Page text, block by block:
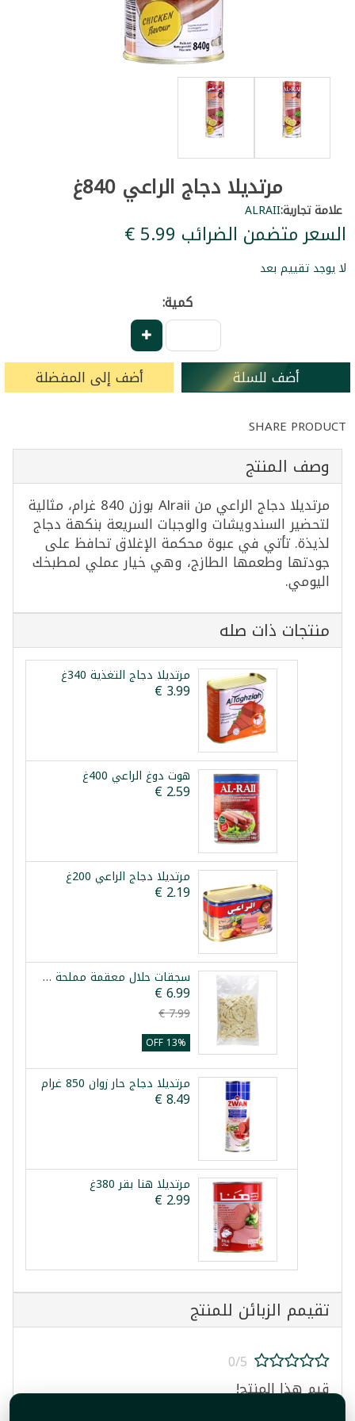
مرتديلا دجاج الراعي 840غ
علامة تجارية:ALRAII
السعر متضمن الضرائب ‏5.99 €
لا يوجد تقييم بعد
كمية:
أضف للسلة أضف إلى المفضلة
SHARE PRODUCT
وصف المنتج
مرتديلا دجاج الراعي من Alraii بوزن 840 غرام، مثالية
لتحضير السندويشات والوجبات السريعة بنكهة دجاج
لذيذة. تأتي في عبوة محكمة الإغلاق تحافظ على
جودتها وطعمها الطازج، وهي خيار عملي لمطبخك
اليومي.
منتجات ذات صله
مرتديلا دجاج التغذية 340غ
هوت دوغ الراعي 400غ
مرتديلا دجاج الراعي 200غ
سجقات حلال معقمة مملحة 10م
13% OFF
مرتديلا دجاج حار زوان 850 غرام
مرتديلا هنا بقر 380غ
تقيمم الزبائن للمنتج
0/5
قيم هذا المنتج!